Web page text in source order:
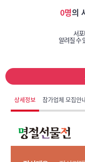
0명의
서
알려질 수
상세정보 참가업체 모집안